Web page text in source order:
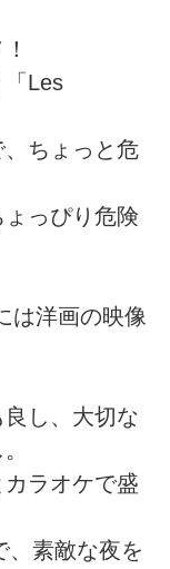
「Les
ちょっと危
っぴり危険
は洋画の映像
し、大切な
ラオケで盛
、素敵な夜を